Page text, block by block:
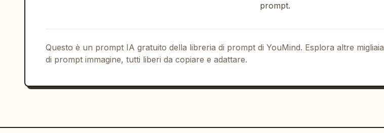
prompt.
Questo è un prompt IA gratuito della libreria di prompt di YouMind. Esplora altre migliaia
di prompt immagine, tutti liberi da copiare e adattare.